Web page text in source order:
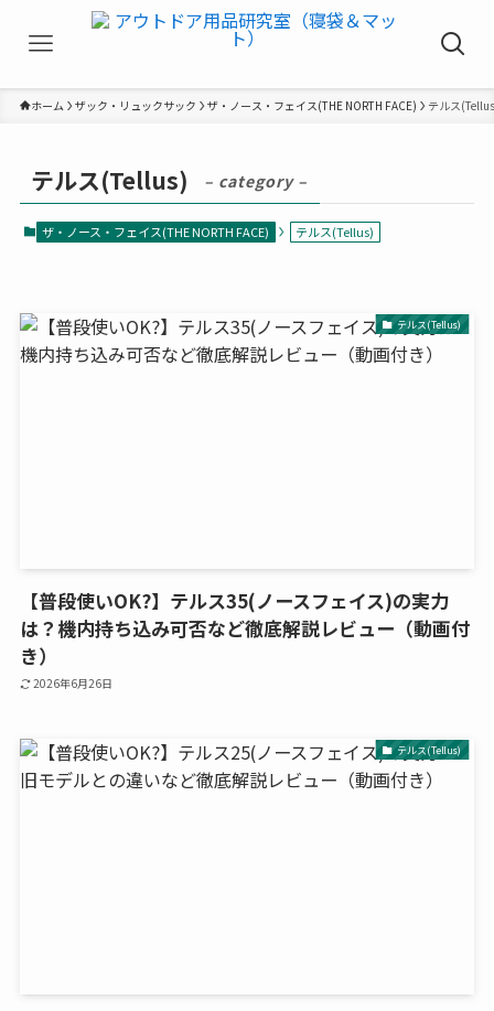
ホーム ザック・リュックサック ザ・ノース・フェイス(THE NORTH FACE) テルス
テルス(Tellus) – category –
ザ・ノース・フェイス(THE NORTH FACE) テルス(Tellus)
テルス(Tellus)
【普段使いOK?】テルス35(ノースフェイス)の実力
は？機内持ち込み可否など徹底解説レビュー（動画付
き）
2026年6月26日
テルス(Tellus)